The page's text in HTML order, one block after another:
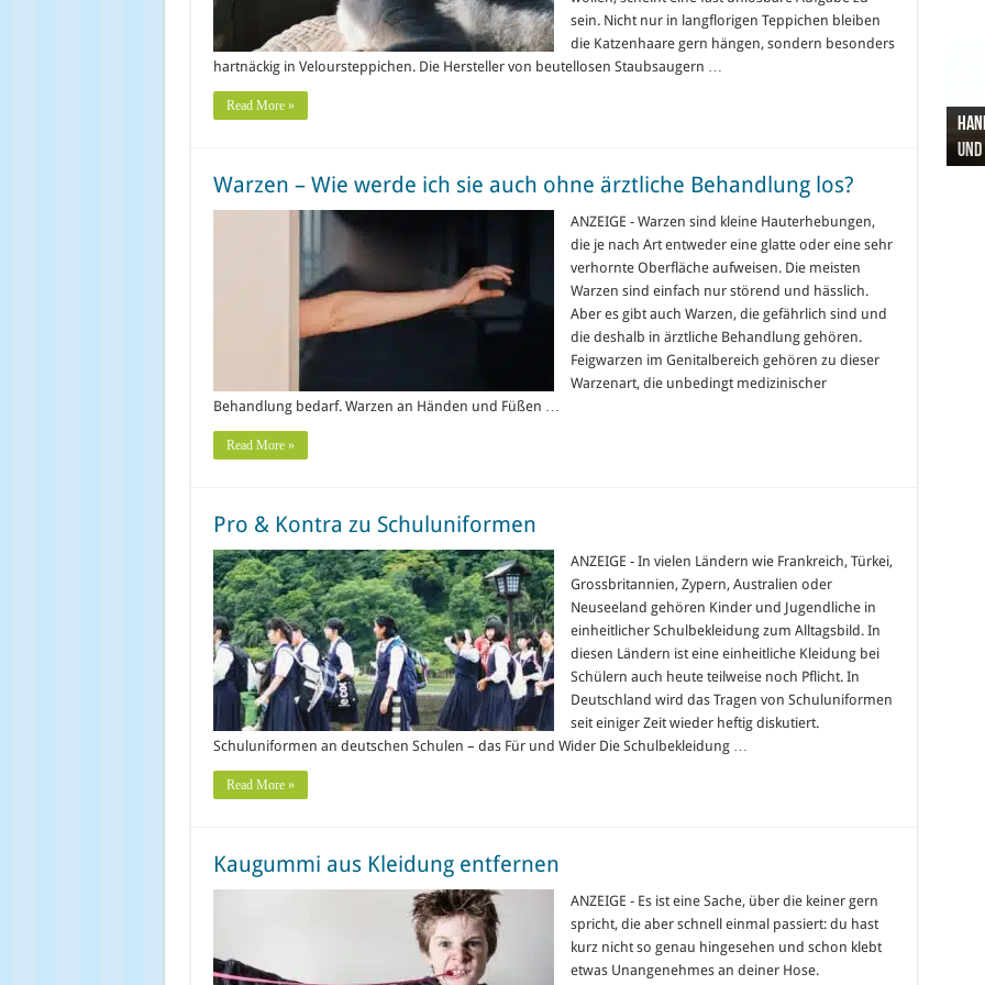
sein. Nicht nur in langflorigen Teppichen bleiben
die Katzenhaare gern hängen, sondern besonders
hartnäckig in Veloursteppichen. Die Hersteller von beutellosen Staubsaugern …
Read More »
Warzen – Wie werde ich sie auch ohne ärztliche Behandlung los?
ANZEIGE - Warzen sind kleine Hauterhebungen,
die je nach Art entweder eine glatte oder eine sehr
verhornte Oberfläche aufweisen. Die meisten
Warzen sind einfach nur störend und hässlich.
Aber es gibt auch Warzen, die gefährlich sind und
die deshalb in ärztliche Behandlung gehören.
Feigwarzen im Genitalbereich gehören zu dieser
Warzenart, die unbedingt medizinischer
Behandlung bedarf. Warzen an Händen und Füßen …
Read More »
Pro & Kontra zu Schuluniformen
ANZEIGE - In vielen Ländern wie Frankreich, Türkei,
Grossbritannien, Zypern, Australien oder
Neuseeland gehören Kinder und Jugendliche in
einheitlicher Schulbekleidung zum Alltagsbild. In
diesen Ländern ist eine einheitliche Kleidung bei
Schülern auch heute teilweise noch Pflicht. In
Deutschland wird das Tragen von Schuluniformen
seit einiger Zeit wieder heftig diskutiert.
Schuluniformen an deutschen Schulen – das Für und Wider Die Schulbekleidung …
Read More »
Kaugummi aus Kleidung entfernen
ANZEIGE - Es ist eine Sache, über die keiner gern
spricht, die aber schnell einmal passiert: du hast
kurz nicht so genau hingesehen und schon klebt
etwas Unangenehmes an deiner Hose.
Pro